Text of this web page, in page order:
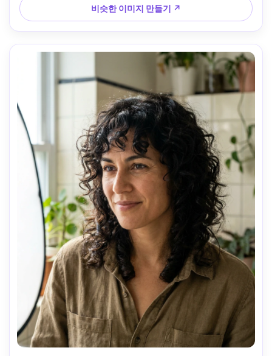
의복 --ar 4:5
비슷한 이미지 만들기 ↗